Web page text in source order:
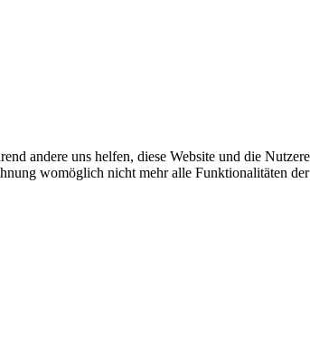
andere uns helfen, diese Website und die
womöglich nicht mehr alle Funktionalitäten